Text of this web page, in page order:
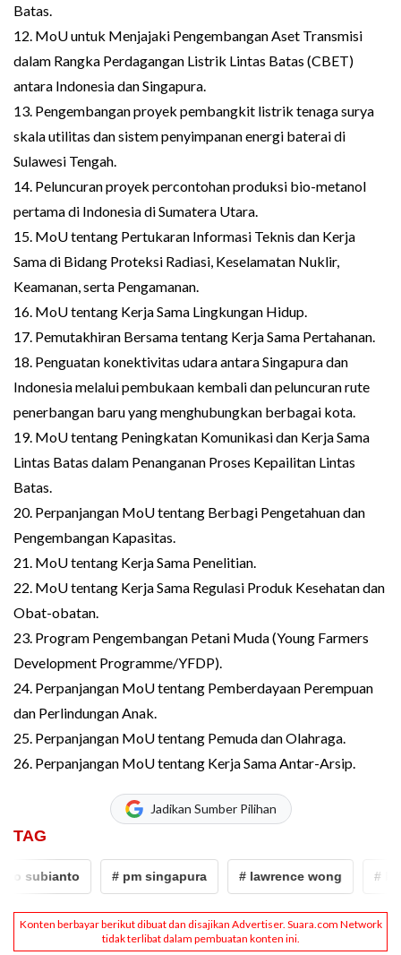
Batas.
12. MoU untuk Menjajaki Pengembangan Aset Transmisi
dalam Rangka Perdagangan Listrik Lintas Batas (CBET)
antara Indonesia dan Singapura.
13. Pengembangan proyek pembangkit listrik tenaga surya
skala utilitas dan sistem penyimpanan energi baterai di
Sulawesi Tengah.
14. Peluncuran proyek percontohan produksi bio-metanol
pertama di Indonesia di Sumatera Utara.
15. MoU tentang Pertukaran Informasi Teknis dan Kerja
Sama di Bidang Proteksi Radiasi, Keselamatan Nuklir,
Keamanan, serta Pengamanan.
16. MoU tentang Kerja Sama Lingkungan Hidup.
17. Pemutakhiran Bersama tentang Kerja Sama Pertahanan.
18. Penguatan konektivitas udara antara Singapura dan
Indonesia melalui pembukaan kembali dan peluncuran rute
penerbangan baru yang menghubungkan berbagai kota.
19. MoU tentang Peningkatan Komunikasi dan Kerja Sama
Lintas Batas dalam Penanganan Proses Kepailitan Lintas
Batas.
20. Perpanjangan MoU tentang Berbagi Pengetahuan dan
Pengembangan Kapasitas.
21. MoU tentang Kerja Sama Penelitian.
22. MoU tentang Kerja Sama Regulasi Produk Kesehatan dan
Obat-obatan.
23. Program Pengembangan Petani Muda (Young Farmers
Development Programme/YFDP).
24. Perpanjangan MoU tentang Pemberdayaan Perempuan
dan Perlindungan Anak.
25. Perpanjangan MoU tentang Pemuda dan Olahraga.
26. Perpanjangan MoU tentang Kerja Sama Antar-Arsip.
Jadikan Sumber Pilihan
TAG
# pm singapura # lawrence wong #